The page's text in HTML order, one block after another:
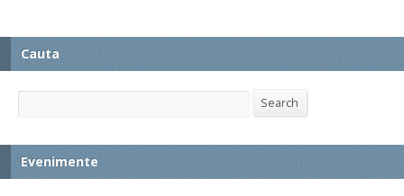
Cauta
Search Search
Evenimente